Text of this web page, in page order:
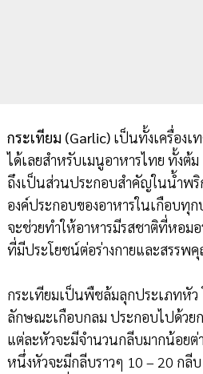
กระเทียม (Garlic)เป็นทั้งเครื่องเ
ได้เลยสำหรับเมนูอาหารไทย ทั้งต้
ถึงเป็นส่วนประกอบสำคัญในน้ำพริ
องค์ประกอบของอาหารในเกือบทุ
จะช่วยทำให้อาหารมีรสชาติที่หอม
ที่มีประโยชน์ต่อร่างกายและสรรพ
กระเทียมเป็นพืชล้มลุกประเภทหัว
ลักษณะเกือบกลม ประกอบไปด้วย
แต่ละหัวจะมีจำนวนกลีบมากน้อยต่
หนึ่งหัวจะมีกลีบราวๆ 10 – 20 กลี